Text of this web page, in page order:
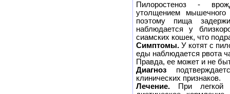
Пилоростеноз -
утолщением мышечного
поэтому пища
наблюдается у
сиамских кошек, что
Симптомы.У котят с
еды наблюдается рвота
Правда, ее может и не
Диагноз
клинических признаков.
Лечение.При легкой